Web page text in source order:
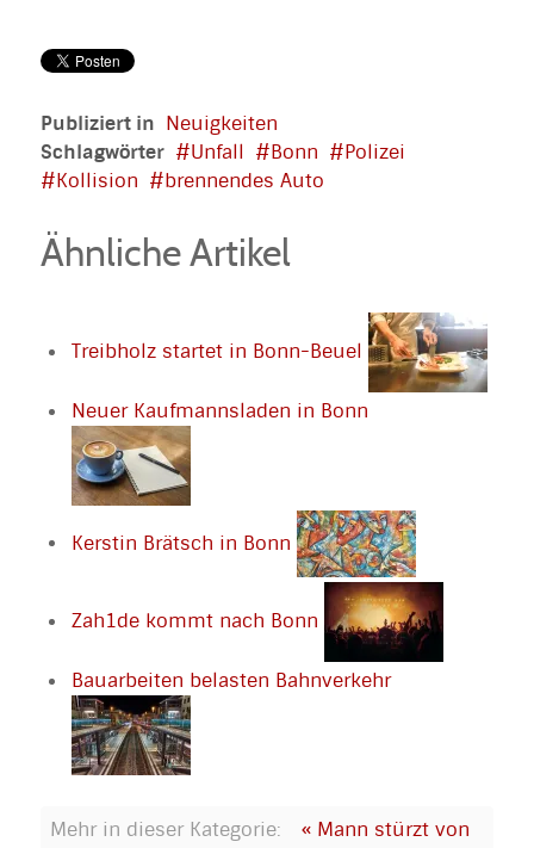
Publiziert in Neuigkeiten
Schlagwörter
Unfall Bonn
Polizei
Kollision
brennendes Auto
Ähnliche Artikel
Treibholz startet in Bonn-Beuel
Neuer Kaufmannsladen in Bonn
Kerstin Brätsch in Bonn
Zah1de kommt nach Bonn
Bauarbeiten belasten Bahnverkehr
Mehr in dieser Kategorie:
« Mann stürzt von